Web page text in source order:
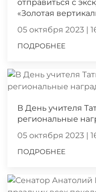
отправиться с
«Золотая
05 октября 2023 |
ПОДРОБНЕЕ
В День учителя
региональные
05 октября 2023 |
ПОДРОБНЕЕ